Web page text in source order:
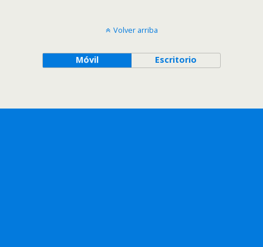
Volver arriba
Móvil Escritorio